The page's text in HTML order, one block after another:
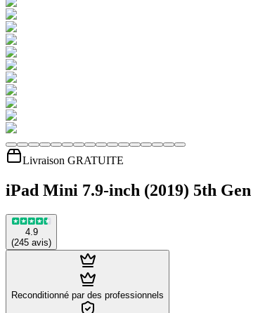
Livraison GRATUITE
iPad Mini 7.9-inch (2019) 5th Gen
4.9
(245 avis)
Reconditionné par des professionnels